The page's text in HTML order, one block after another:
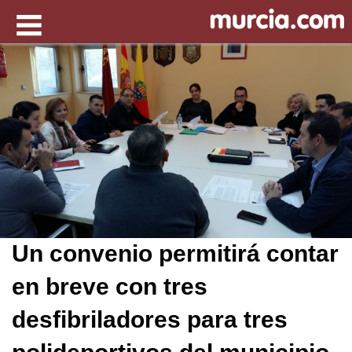
Un convenio permitirá contar
en breve con tres
desfibriladores para tres